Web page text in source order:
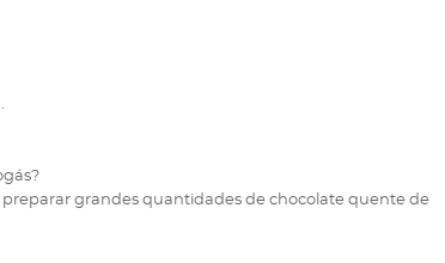
grandes quantidades de chocolate quente de